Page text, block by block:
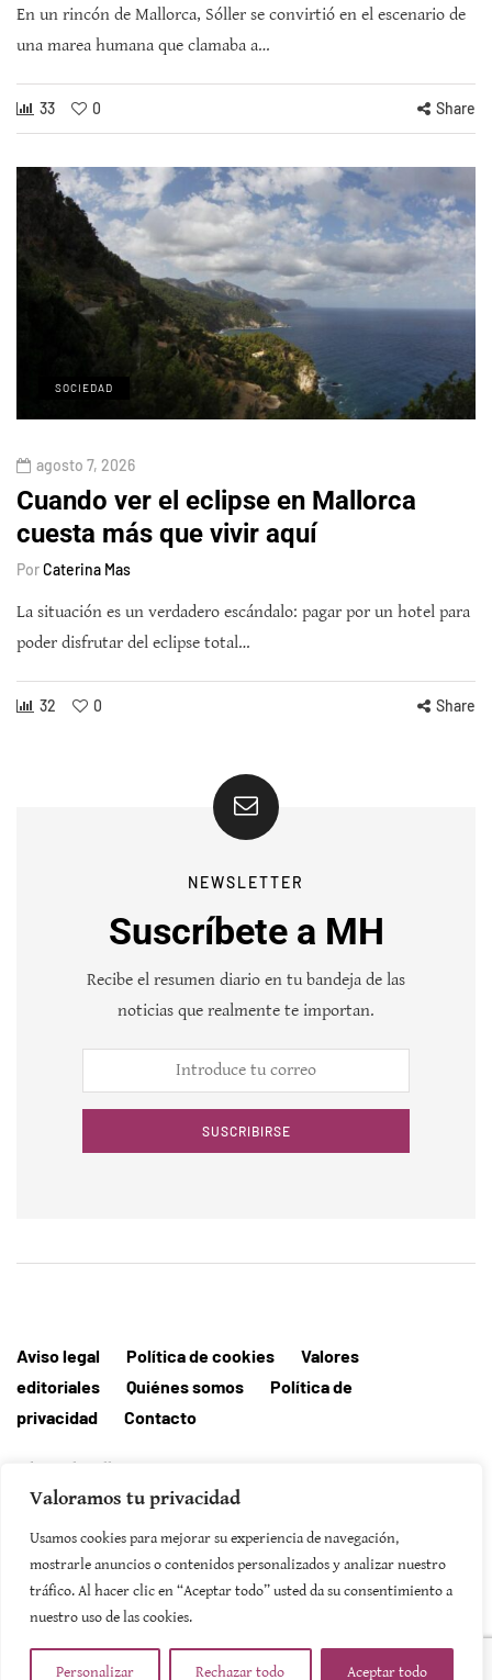
Valoramos tu privacidad
Usamos cookies para mejorar su experiencia de navegación,
mostrarle anuncios o contenidos personalizados y analizar nuestro
tráfico. Al hacer clic en “Aceptar todo” usted da su consentimiento a
nuestro uso de las cookies.
Personalizar Rechazar todo Aceptar todo
En un rincón de Mallorca, Sóller se convirtió en el escenario de
una marea humana que clamaba a…
33 0 Share
SOCIEDAD
agosto 7, 2026
Cuando ver el eclipse en Mallorca
cuesta más que vivir aquí
PorCaterina Mas
La situación es un verdadero escándalo: pagar por un hotel para
poder disfrutar del eclipse total…
32 0 Share
NEWSLETTER
Suscríbete a MH
Recibe el resumen diario en tu bandeja de las
noticias que realmente te importan.
SUSCRIBIRSE
Aviso legal Política de cookies
Valores
editoriales
Quiénes somos
Política de
privacidad
Contacto
Editorial MallorcaHora
SUSCRIBIRSE